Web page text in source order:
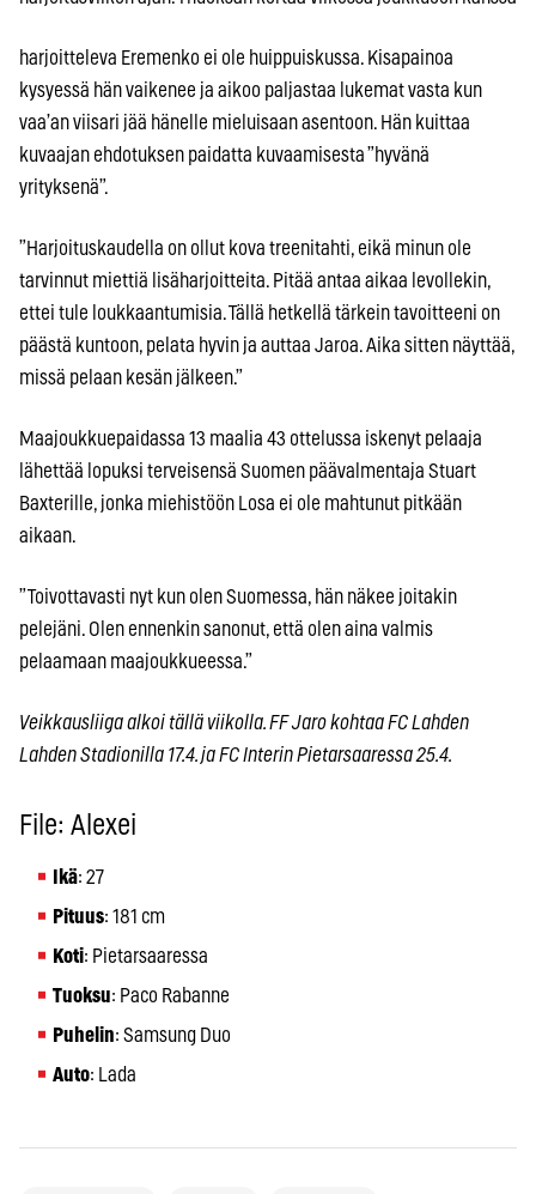
harjoitteleva Eremenko ei ole huippuiskussa. Kisapainoa
kysyessä hän vaikenee ja aikoo paljastaa lukemat vasta kun
vaa’an viisari jää hänelle mieluisaan asentoon. Hän kuittaa
kuvaajan ehdotuksen paidatta kuvaamisesta ”hyvänä
yrityksenä”.
”Harjoituskaudella on ollut kova treenitahti, eikä minun ole
tarvinnut miettiä lisäharjoitteita. Pitää antaa aikaa levollekin,
ettei tule loukkaantumisia. Tällä hetkellä tärkein tavoitteeni on
päästä kuntoon, pelata hyvin ja auttaa Jaroa. Aika sitten näyttää,
missä pelaan kesän jälkeen.”
Maajoukkuepaidassa 13 maalia 43 ottelussa iskenyt pelaaja
lähettää lopuksi terveisensä Suomen päävalmentaja Stuart
Baxterille, jonka miehistöön Losa ei ole mahtunut pitkään
aikaan.
”Toivottavasti nyt kun olen Suomessa, hän näkee joitakin
pelejäni. Olen ennenkin sanonut, että olen aina valmis
pelaamaan maajoukkueessa.”
Veikkausliiga alkoi tällä viikolla. FF Jaro kohtaa FC Lahden
Lahden Stadionilla 17.4. ja FC Interin Pietarsaaressa 25.4.
File: Alexei
Ikä: 27
Pituus: 181 cm
Koti: Pietarsaaressa
Tuoksu: Paco Rabanne
Puhelin: Samsung Duo
Auto: Lada